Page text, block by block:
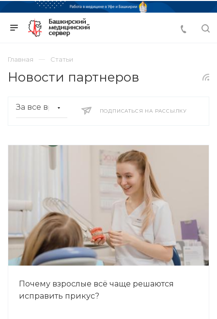
Главная Статьи
Новости партнеров
ПОДПИСАТЬСЯ НА РАССЫЛКУ
Почему взрослые всё чаще решаются
исправить прикус?